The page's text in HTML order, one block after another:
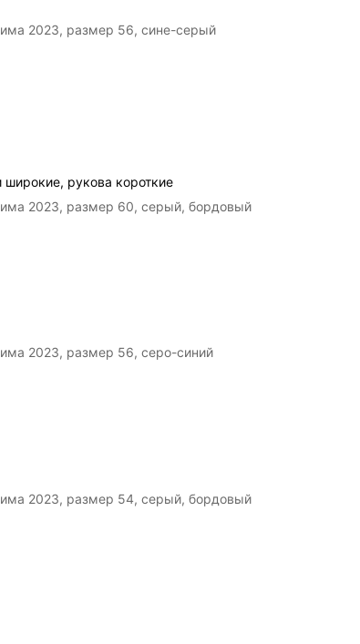
2023, размер 56, сине-серый
рукова короткие
2023, размер 60, серый, бордовый
2023, размер 56, серо-синий
2023, размер 54, серый, бордовый